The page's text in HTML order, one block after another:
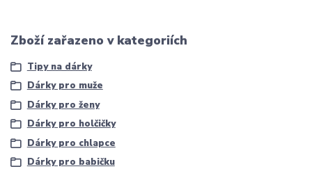
Zboží zařazeno v kategoriích
Tipy na dárky
Dárky pro muže
Dárky pro ženy
Dárky pro holčičky
Dárky pro chlapce
Dárky pro babičku